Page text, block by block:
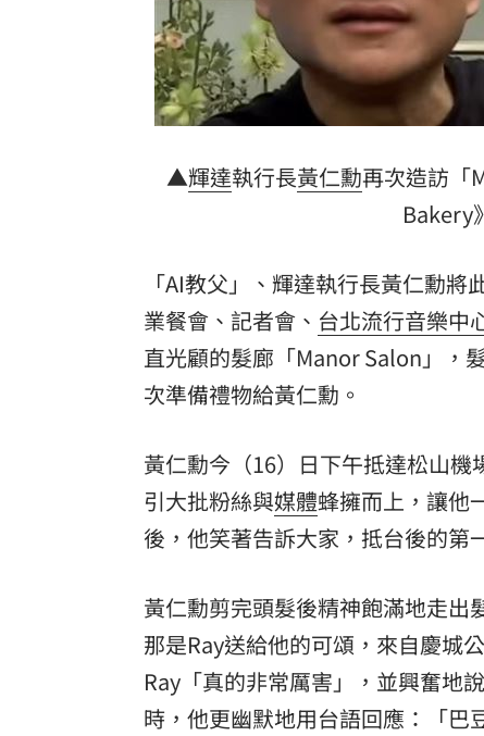
台灣彩券開獎直播中 20:31
LIVE三立+24小時直播 15:27
三立iNEWS新聞台線上直播
市場到酒場料理！可果美蕃茄醬創無限
父親節送會拉筋的按摩椅 爸爸「筋歡喜」
油品食安事件引關注 挑選保健食品要注
罕病博士彭士齊 輪椅上的生命覺醒！
酷澎「爸氣父親節」國際官方品牌齊聚
▲輝達執行長黃仁勳再次造訪「
Bakery
「AI教父」、輝達執行長黃仁勳
業餐會、記者會、 台北流行音樂中
直光顧的髮廊「Manor Salon」，
次準備禮物給黃仁勳。
黃仁勳今（16）日下午抵達松山
引大批粉絲與媒體蜂擁而上，讓他
後，他笑著告訴大家，抵台後的第
黃仁勳剪完頭髮後精神飽滿地走出
那是Ray送給他的可頌，來自慶城
Ray「真的非常厲害」，並興奮地
時，他更幽默地用台語回應：「巴